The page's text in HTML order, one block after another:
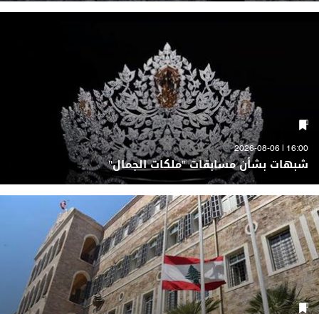
16:00 | 2026-08-06
شبهات بشأن مسابقات "ملكات الجمال"